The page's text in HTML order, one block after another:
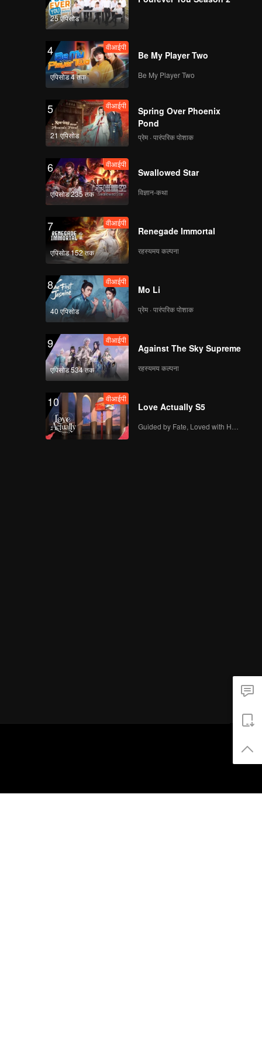
25 एपिसोड
4
एपिसोड 4 तक
वीआईपी
Be My Player Two
Be My Player Two
5
21 एपिसोड
वीआईपी
Spring Over Phoenix
Pond
प्रेम · पारंपरिक पोशाक
6
एपिसोड 235 तक
वीआईपी
Swallowed Star
विज्ञान-कथा
7
एपिसोड 152 तक
वीआईपी
Renegade Immortal
रहस्यमय कल्पना
8
40 एपिसोड
वीआईपी
Mo Li
प्रेम · पारंपरिक पोशाक
9
एपिसोड 534 तक
वीआईपी
Against The Sky Supreme
रहस्यमय कल्पना
10 वीआईपी
Love Actually S5